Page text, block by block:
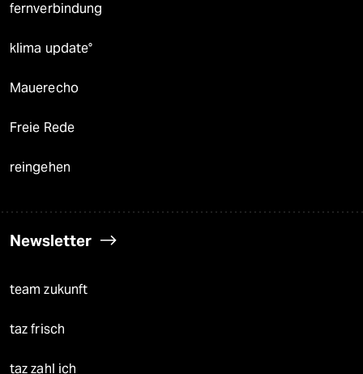
fernverbindung
klima update°
Mauerecho
Freie Rede
reingehen
Newsletter
team zukunft
taz frisch
taz zahl ich